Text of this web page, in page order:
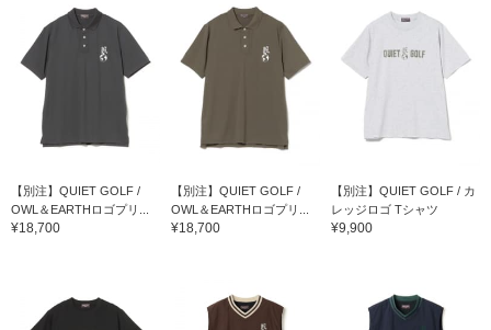
【別注】QUIET GOLF /
OWL＆EARTHロゴプリ...
¥18,700
【別注】QUIET GOLF /
OWL＆EARTHロゴプリ...
¥18,700
【別注】QUIET GOLF / カ
レッジロゴ Tシャツ
¥9,900